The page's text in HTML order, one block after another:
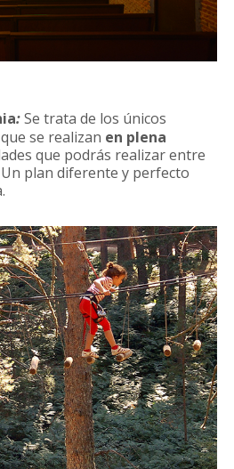
:Se trata de los únicos
que se realizan en plena
que podrás realizar entre
plan diferente y perfecto